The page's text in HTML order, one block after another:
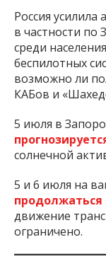
Россия
в частности по
среди
беспилотных
возможно ли
КАБов и
5 июля в
солнечной
5 и 6 июля на
продолжаться
движение
ограничено.